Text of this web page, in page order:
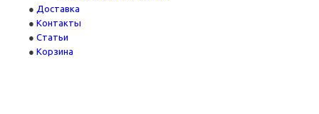
Доставка
Контакты
Статьи
Корзина